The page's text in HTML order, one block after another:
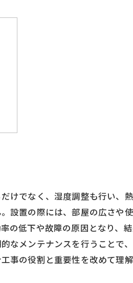
けでなく、湿度調整も行い、
設置の際には、部屋の広さや
の低下や故障の原因となり、
なメンテナンスを行うことで
事の役割と重要性を改めて理